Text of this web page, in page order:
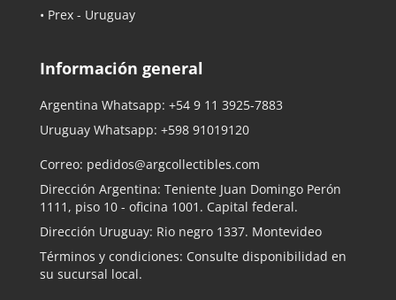
• Prex - Uruguay
Información general
Argentina Whatsapp: +54 9 11 3925-7883
Uruguay Whatsapp: +598 91019120
Correo: pedidos@argcollectibles.com
Dirección Argentina: Teniente Juan Domingo Perón
1111, piso 10 - oficina 1001. Capital federal.
Dirección Uruguay: Rio negro 1337. Montevideo
Términos y condiciones: Consulte disponibilidad en
su sucursal local.